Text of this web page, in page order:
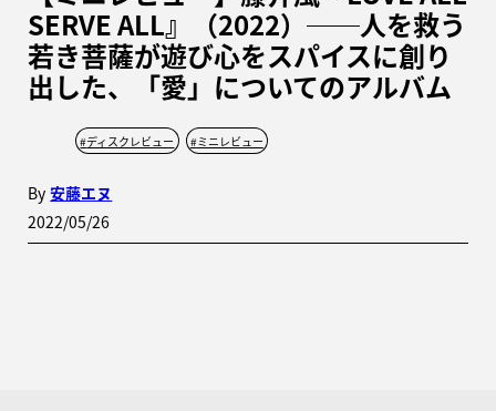
SERVE ALL』（2022）──人を救う
若き菩薩が遊び心をスパイスに創り
出した、「愛」についてのアルバム
#ディスクレビュー #ミニレビュー
By 安藤エヌ
2022/05/26